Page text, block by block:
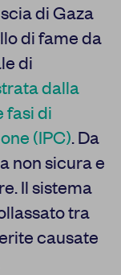
di Gaza
di fame da
di
dalla
fasi di
(IPC). Da
non sicura e
Il sistema
tra
causate